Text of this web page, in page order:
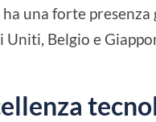
una forte presenza
Uniti, Belgio e